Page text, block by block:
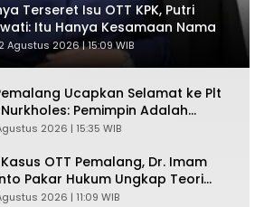
Terseret Isu OTT KPK, Putri
Itu Hanya Kesamaan Nama
Agustus 2026 | 15:09 WIB
Ucapkan Selamat ke Plt
Pemimpin Adalah
Rakyat!2026 | 15:35 WIB
OTT Pemalang, Dr. Imam
Pakar Hukum Ungkap Teori
KPK
2026 | 11:09 WIB